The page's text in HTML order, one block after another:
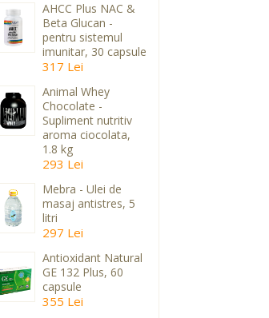
AHCC Plus NAC &
Beta Glucan -
pentru sistemul
imunitar, 30 capsule
317 Lei
Animal Whey
Chocolate -
Supliment nutritiv
aroma ciocolata,
1.8 kg
293 Lei
Mebra - Ulei de
masaj antistres, 5
litri
297 Lei
Antioxidant Natural
GE 132 Plus, 60
capsule
355 Lei